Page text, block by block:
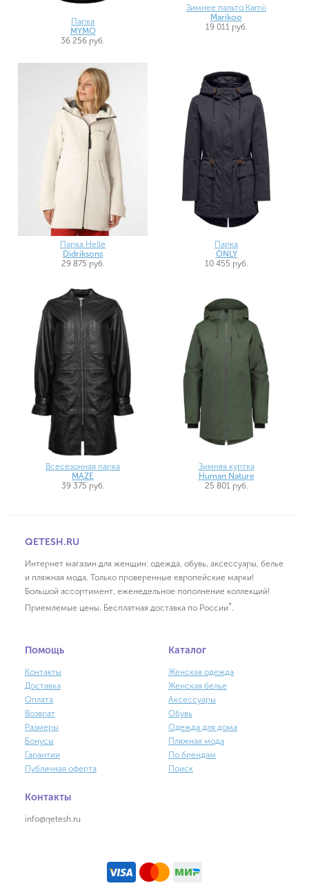
Парка
MYMO
36 256 руб.
Зимнее пальто Kamii
Marikoo
19 011 руб.
Парка Helle
Didriksons
29 875 руб.
Парка
ONLY
10 455 руб.
Всесезонная парка
MAZE
39 375 руб.
Зимняя куртка
Human Nature
25 801 руб.
QETESH.RU
Интернет магазин для женщин: одежда, обувь, аксессуары, белье
и пляжная мода. Только проверенные европейские марки!
Большой ассортимент, еженедельное пополнение коллекций!
Приемлемые цены. Бесплатная доставка по России*.
Контакты
info@qetesh.ru
Помощь
Контакты
Доставка
Оплата
Возврат
Размеры
Бонусы
Гарантии
Публичная оферта
Каталог
Женская одежда
Женская белье
Аксессуары
Обувь
Одежда для дома
Пляжная мода
По брендам
Поиск